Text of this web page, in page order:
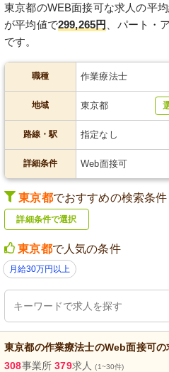
東京都のWEB面接可な求人の平
が平均値で299,265円 、パート・
です。
職種 作業療法士
地域 東京都
路線・駅 指定なし
詳細条件 Web面接可
東京都でおすすめの検索条件
詳細条件で選択
東京都で人気の条件
月給30万円以上
東京都の作業療法士のWeb面接可の
308事業所 379求人(1~30件)